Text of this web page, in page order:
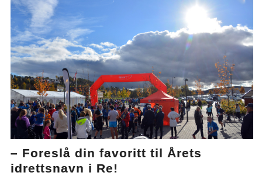
– Foreslå din favoritt til Årets
idrettsnavn i Re!